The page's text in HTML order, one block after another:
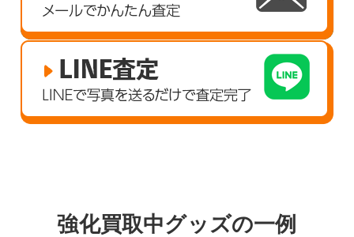
強化買取中グッズの一例